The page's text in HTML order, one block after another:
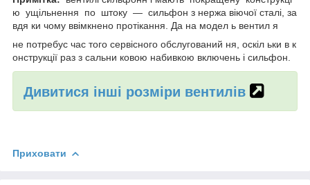
ю ущільнення по штоку — сильфон з нержа віючої сталі, за
вдя ки чому ввімкнено протікання. Да на модел ь вентил я
не потребус час того сервісного обслугований ня, оскіл ьки в к
онструкції раз з сальни ковою набивкою включень i сильфон.
Дивитися інші розміри вентилів
Приховати